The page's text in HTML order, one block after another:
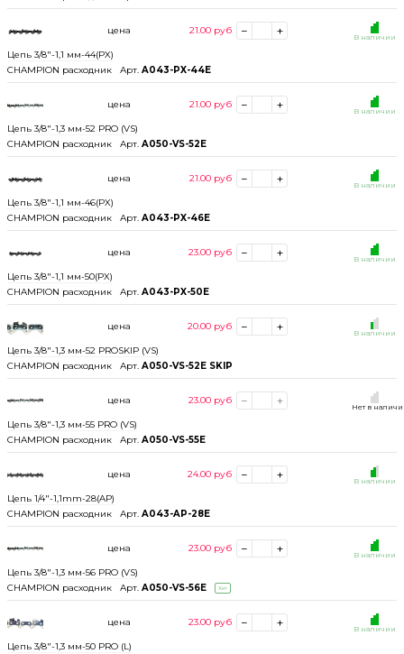
Цепь 3/8"-1,1 мм-44(PX)
CHAMPION расходник
Арт. A043-PX-44E
В наличии
цена 21.00 руб
Цепь 3/8"-1,3 мм-52 PRO (VS)
CHAMPION расходник
Арт. A050-VS-52E
В наличии
цена 21.00 руб
Цепь 3/8"-1,1 мм-46(PX)
CHAMPION расходник
Арт. A043-PX-46E
В наличии
цена 21.00 руб
Цепь 3/8"-1,1 мм-50(PX)
CHAMPION расходник
Арт. A043-PX-50E
В наличии
цена 23.00 руб
Цепь 3/8"-1,3 мм-52 PROSKIP (VS)
CHAMPION расходник
Арт. A050-VS-52E SKIP
В наличии
цена 20.00 руб
Цепь 3/8"-1,3 мм-55 PRO (VS)
CHAMPION расходник
Арт. A050-VS-55E
Нет в
цена 23.00 руб
Цепь 1/4"-1,1mm-28(AP)
CHAMPION расходник
Арт. A043-AP-28E
В наличии
цена 24.00 руб
Цепь 3/8"-1,3 мм-56 PRO (VS)
CHAMPION расходник
Арт. A050-VS-56E Хит
В наличии
цена 23.00 руб
Цепь 3/8"-1,3 мм-50 PRO (L)
В наличии
цена 23.00 руб